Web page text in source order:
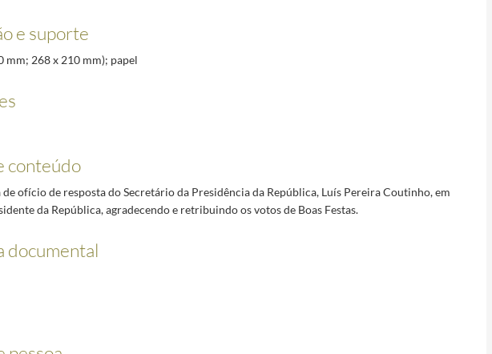
e suporte
mm; 268 x 210 mm); papel
conteúdo
ofício de resposta do Secretário da Presidência da República, Luís Pereira Coutinho, em
da República, agradecendo e retribuindo os votos de Boas Festas.
documental